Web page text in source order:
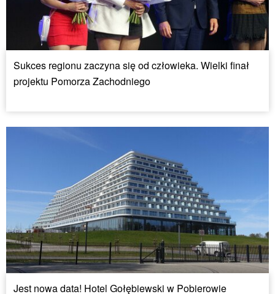
Sukces regionu zaczyna się od człowieka. Wielki finał
projektu Pomorza Zachodniego
Jest nowa data! Hotel Gołębiewski w Pobierowie